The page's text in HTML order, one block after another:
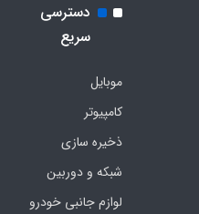
دسترسی
سریع
موبایل
کامپیوتر
ذخیره سازی
شبکه و دوربین
لوازم جانبی خودرو